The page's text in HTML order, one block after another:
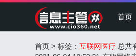
首页
首页 > 标签： 互联网医疗 总共